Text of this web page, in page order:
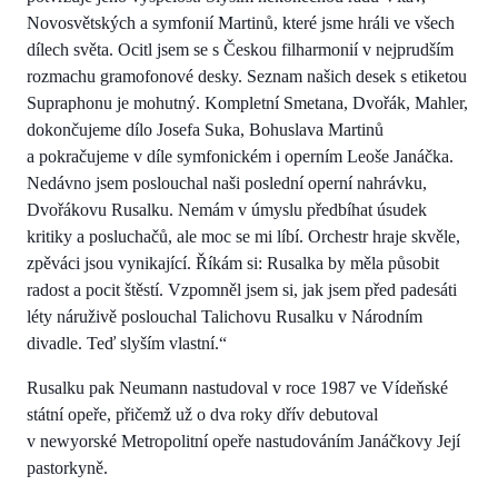
Novosvětských a symfonií Martinů, které jsme hráli ve všech
dílech světa. Ocitl jsem se s Českou filharmonií v nejprudším
rozmachu gramofonové desky. Seznam našich desek s etiketou
Supraphonu je mohutný. Kompletní Smetana, Dvořák, Mahler,
dokončujeme dílo Josefa Suka, Bohuslava Martinů
a pokračujeme v díle symfonickém i operním Leoše Janáčka.
Nedávno jsem poslouchal naši poslední operní nahrávku,
Dvořákovu Rusalku. Nemám v úmyslu předbíhat úsudek
kritiky a posluchačů, ale moc se mi líbí. Orchestr hraje skvěle,
zpěváci jsou vynikající. Říkám si: Rusalka by měla působit
radost a pocit štěstí. Vzpomněl jsem si, jak jsem před padesáti
léty náruživě poslouchal Talichovu Rusalku v Národním
divadle. Teď slyším vlastní.“
Rusalku pak Neumann nastudoval v roce 1987 ve Vídeňské
státní opeře, přičemž už o dva roky dřív debutoval
v newyorské Metropolitní opeře nastudováním Janáčkovy Její
pastorkyně.